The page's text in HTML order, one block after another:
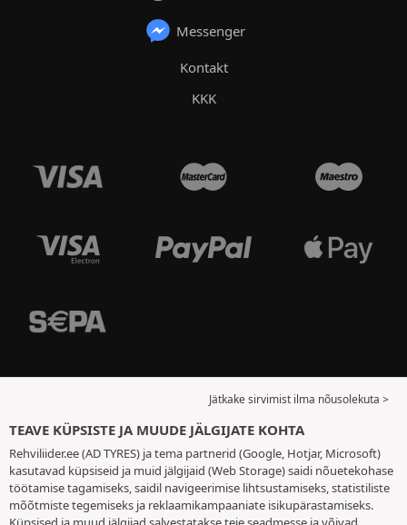
Messenger
Kontakt
KKK
Jätkake sirvimist ilma nõusolekuta >
TEAVE KÜPSISTE JA MUUDE JÄLGIJATE KOHTA
Rehviliider.ee (AD TYRES) ja tema partnerid (Google, Hotjar, Microsoft)
kasutavad küpsiseid ja muid jälgijaid (Web Storage) saidi nõuetekohase
töötamise tagamiseks, saidil navigeerimise lihtsustamiseks, statistiliste
mõõtmiste tegemiseks ja reklaamikampaaniate isikupärastamiseks.